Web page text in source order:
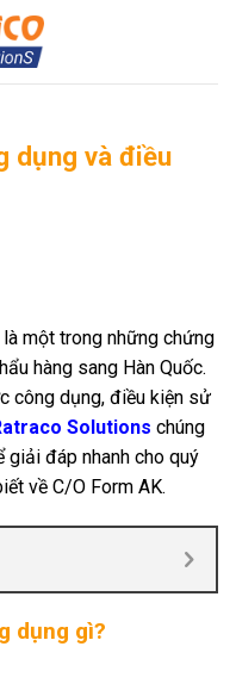
dụng và điều
một trong những chứng
hàng sang Hàn Quốc.
công dụng, điều kiện sử
Solutions chúng
giải đáp nhanh cho quý
về C/O Form AK.
dụng gì?